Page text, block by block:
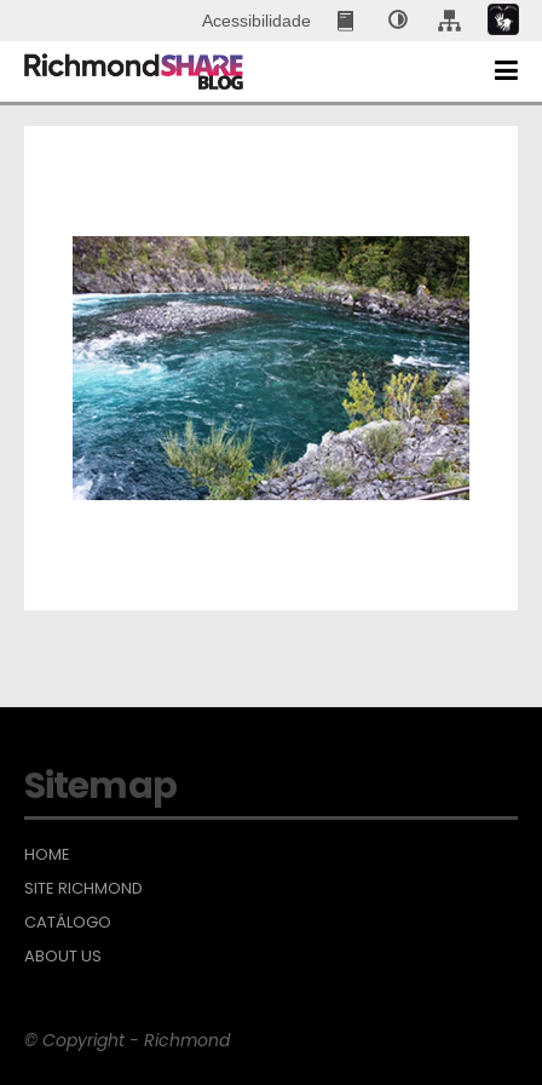
Acessibilidade
Sitemap
HOME
SITE RICHMOND
CATÁLOGO
ABOUT US
© Copyright - Richmond